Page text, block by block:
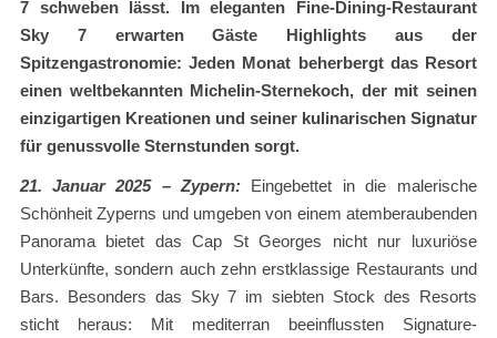
7 schweben lässt. Im eleganten Fine-Dining-Restaurant
Sky 7 erwarten Gäste Highlights aus der
Spitzengastronomie: Jeden Monat beherbergt das Resort
einen weltbekannten Michelin-Sternekoch, der mit seinen
einzigartigen Kreationen und seiner kulinarischen Signatur
für genussvolle Sternstunden sorgt.
21. Januar 2025 – Zypern:Eingebettet in die malerische
Schönheit Zyperns und umgeben von einem atemberaubenden
Panorama bietet das Cap St Georges nicht nur luxuriöse
Unterkünfte, sondern auch zehn erstklassige Restaurants und
Bars. Besonders das Sky 7 im siebten Stock des Resorts
sticht heraus: Mit mediterran beeinflussten Signature-